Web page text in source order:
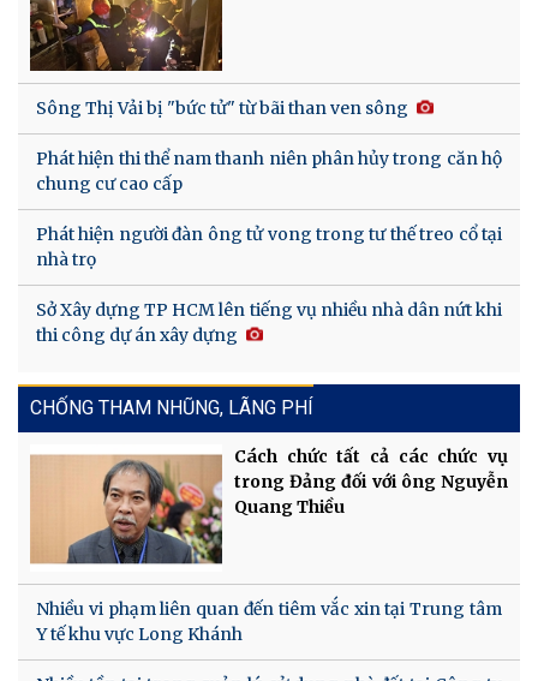
Sông Thị Vải bị "bức tử" từ bãi than ven sông
Phát hiện thi thể nam thanh niên phân hủy trong căn hộ
chung cư cao cấp
Phát hiện người đàn ông tử vong trong tư thế treo cổ tại
nhà trọ
Sở Xây dựng TP HCM lên tiếng vụ nhiều nhà dân nứt khi
thi công dự án xây dựng
CHỐNG THAM NHŨNG, LÃNG PHÍ
Cách chức tất cả các chức vụ
trong Đảng đối với ông Nguyễn
Quang Thiều
Nhiều vi phạm liên quan đến tiêm vắc xin tại Trung tâm
Y tế khu vực Long Khánh